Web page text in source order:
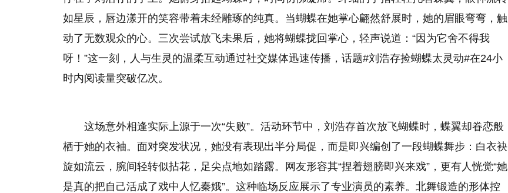
如星辰，唇边漾开的笑容带着未经雕琢的纯真。当蝴蝶在她掌心翩然舒展时，她的眉眼弯弯，触
动了无数观众的心。三次尝试放飞未果后，她将蝴蝶拢回掌心，轻声说道：“因为它舍不得我
呀！”这一刻，人与生灵的温柔互动通过社交媒体迅速传播，话题#刘浩存捡蝴蝶太灵动#在24小
时内阅读量突破亿次。
这场意外相逢实际上源于一次“失败”。活动环节中，刘浩存首次放飞蝴蝶时，蝶翼却眷恋般
栖于她的衣袖。面对突发状况，她没有表现出半分局促，而是即兴编创了一段蝴蝶舞步：白衣袂
旋如流云，腕间轻转似拈花，足尖点地如踏露。网友形容其“捏着翅膀即兴来戏”，更有人恍觉“她
是真的把自己活成了戏中人忆秦娥”。这种临场反应展示了专业演员的素养。北舞锻造的形体控